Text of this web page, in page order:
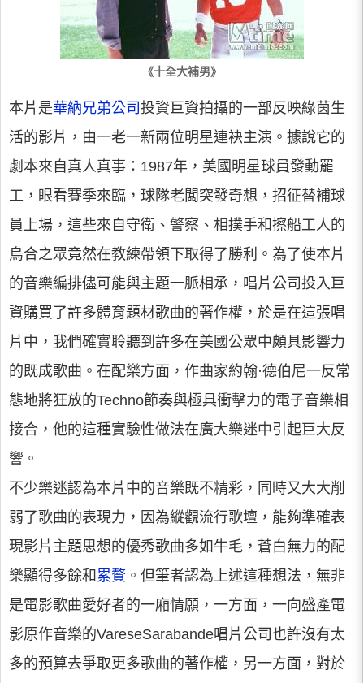
《十全大補男》
本片是華納兄弟公司 投資巨資拍攝的一部反映綠茵生
活的影片，由一老一新兩位明星連袂主演。據說它的
劇本來自真人真事：1987年，美國明星球員發動罷
工，眼看賽季來臨，球隊老闆突發奇想，招征替補球
員上場，這些來自守衛、警察、相撲手和擦船工人的
烏合之眾竟然在教練帶領下取得了勝利。為了使本片
的音樂編排儘可能與主題一脈相承，唱片公司投入巨
資購買了許多體育題材歌曲的著作權，於是在這張唱
片中，我們確實聆聽到許多在美國公眾中頗具影響力
的既成歌曲。在配樂方面，作曲家約翰·德伯尼一反常
態地將狂放的Techno節奏與極具衝擊力的電子音樂相
接合，他的這種實驗性做法在廣大樂迷中引起巨大反
響。
不少樂迷認為本片中的音樂既不精彩，同時又大大削
弱了歌曲的表現力，因為縱觀流行歌壇，能夠準確表
現影片主題思想的優秀歌曲多如牛毛，蒼白無力的配
樂顯得多餘和 累贅 。但筆者認為上述這種想法，無非
是電影歌曲愛好者的一廂情願，一方面，一向盛產電
影原作音樂的VareseSarabande唱片公司也許沒有太
多的預算去爭取更多歌曲的著作權，另一方面，對於